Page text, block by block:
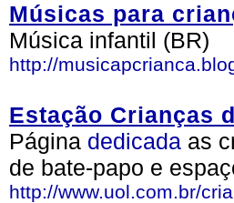
Músicas para
Música infantil (BR)
http://
Estação Crianças
Página dedicada as
de bate-papo e
http://www.uol.com.br/